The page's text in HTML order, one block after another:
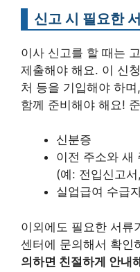
신고 시 필요한
이사 신고를 할 때는
제출해야 해요. 이 신
처 등을 기입해야 하며,
함께 준비해야 해요!
신분증
이전 주소와 새
(예: 전입신고
실업급여 수급
이외에도 필요한 서류
센터에 문의해서 확인
의하면 친절하게 안내